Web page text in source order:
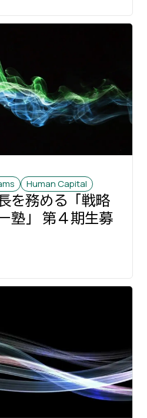
Human Capital
を務める「戦略
塾」 第４期生募